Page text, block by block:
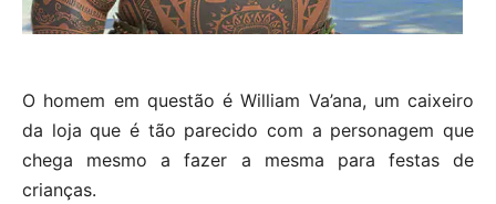
O homem em questão é William Va’ana, um caixeiro
da loja que é tão parecido com a personagem que
chega mesmo a fazer a mesma para festas de
crianças.